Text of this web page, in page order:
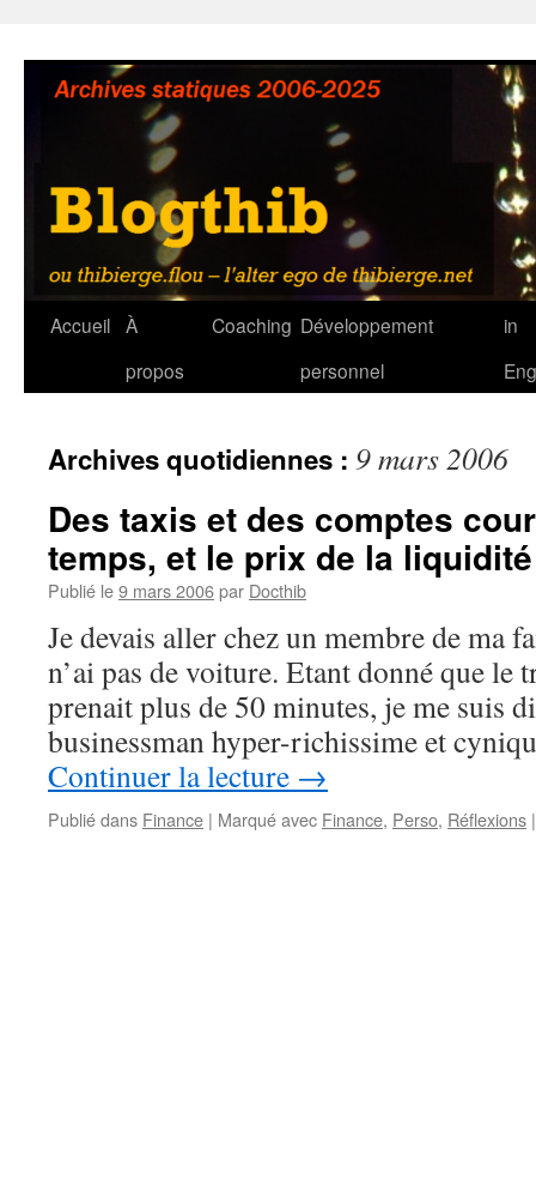
contenu
Accueil À
propos
Coaching Développement
personnel
in
Archives quotidiennes : 9 mars 2006
Des taxis et des comptes
temps, et le prix de la liquidité
Publié le9 mars 2006par Docthib
Je devais aller chez un membre de ma
n’ai pas de voiture. Etant donné que le
prenait plus de 50 minutes, je me suis
businessman hyper-richissime et
Continuer la lecture →
Publié dans Finance | Marqué avec Finance, Perso, Réflexions |